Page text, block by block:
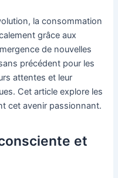
la consommation
grâce aux
de nouvelles
précédent pour les
attentes et leur
Cet article explore les
cet avenir passionnant.
et